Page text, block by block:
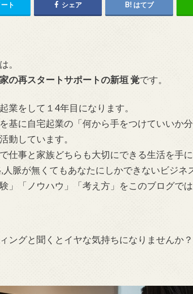
ト シェア はてブ
。
の再スタートサポートの新垣 覚です。
業をして１4年目になります。
基に自宅起業の「何から手をつけていいか
動しています。
仕事と家族どちらも大切にできる生活を手に
人脈が無くてもあなたにしかできないビジネ
」「ノウハウ」「考え方」をこのブログで
ングと聞くとイヤな気持ちになりませんか？